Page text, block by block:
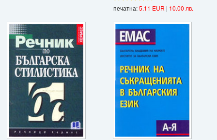
печатна:5.11 EUR | 10.00 лв.